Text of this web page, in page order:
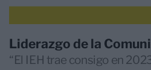
Liderazgo de la
“El IEH trae consigo en